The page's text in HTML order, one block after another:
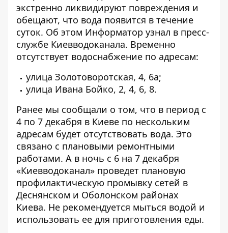
экстренно ликвидируют повреждения и
обещают, что вода появится в течение
суток. Об этом Информатор узнал в пресс-
службе Киевводоканала. Временно
отсутствует водоснабжение по адресам:
улица Золотоворотская, 4, 6а;
улица Ивана Бойко, 2, 4, 6, 8.
Ранее мы сообщали о том, что в период с
4 по 7 декабря в Киеве по нескольким
адресам будет отсутствовать вода. Это
связано с плановыми ремонтными
работами. А в ночь с 6 на 7 декабря
«Киевводоканал» проведет плановую
профилактическую промывку сетей в
Деснянском и Оболонском районах
Киева. Не рекомендуется мыться водой и
использовать ее для приготовления еды.